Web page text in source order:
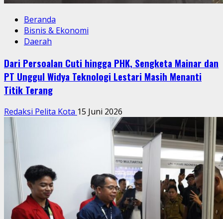
Beranda
Bisnis & Ekonomi
Daerah
Dari Persoalan Cuti hingga PHK, Sengketa Mainar dan
PT Unggul Widya Teknologi Lestari Masih Menanti
Titik Terang
Redaksi Pelita Kota 15 Juni 2026